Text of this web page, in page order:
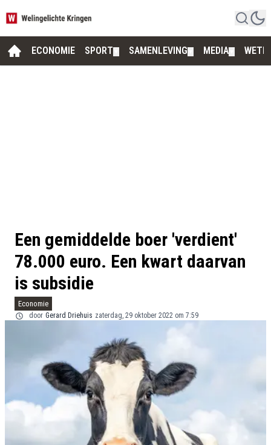
ECONOMIE SPORT SAMENLEVING MEDIA
Een gemiddelde boer 'verdient'
78.000 euro. Een kwart daarvan
is subsidie
Economie
door Gerard Driehuis zaterdag, 29 oktober 2022 om 7:59